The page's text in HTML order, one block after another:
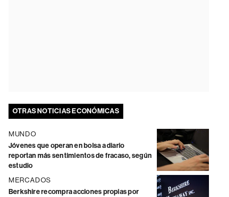
OTRAS NOTICIAS ECONÓMICAS
MUNDO
Jóvenes que operan en bolsa a diario
reportan más sentimientos de fracaso, según
estudio
MERCADOS
Berkshire recompra acciones propias por